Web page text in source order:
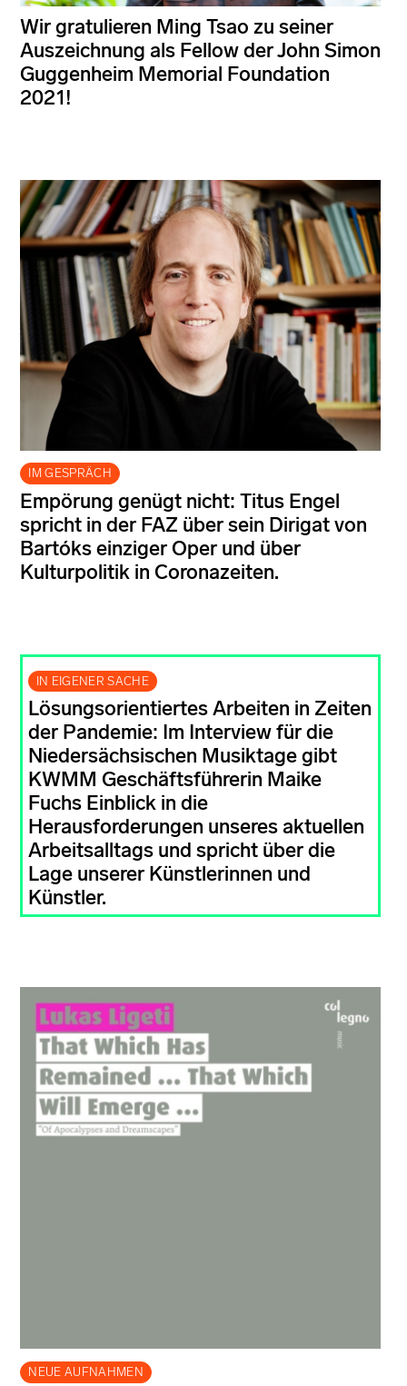
Wir gratulieren Ming Tsao zu seiner
Auszeichnung als Fellow der John Simon
Guggenheim Memorial Foundation
2021!
IM GESPRÄCH
Empörung genügt nicht: Titus Engel
spricht in der FAZ über sein Dirigat von
Bartóks einziger Oper und über
Kulturpolitik in Coronazeiten.
IN EIGENER SACHE
Lösungsorientiertes Arbeiten in Zeiten
der Pandemie: Im Interview für die
Niedersächsischen Musiktage gibt
KWMM Geschäftsführerin Maike
Fuchs Einblick in die
Herausforderungen unseres aktuellen
Arbeitsalltags und spricht über die
Lage unserer Künstlerinnen und
Künstler.
NEUE AUFNAHMEN